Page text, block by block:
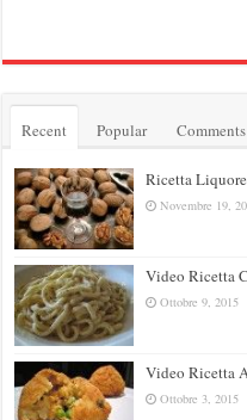
Recent Popular Comments
Ricetta
Novembre 19,
Video Ricetta
Ottobre 9, 2015
Video Ricetta
Ottobre 3, 2015